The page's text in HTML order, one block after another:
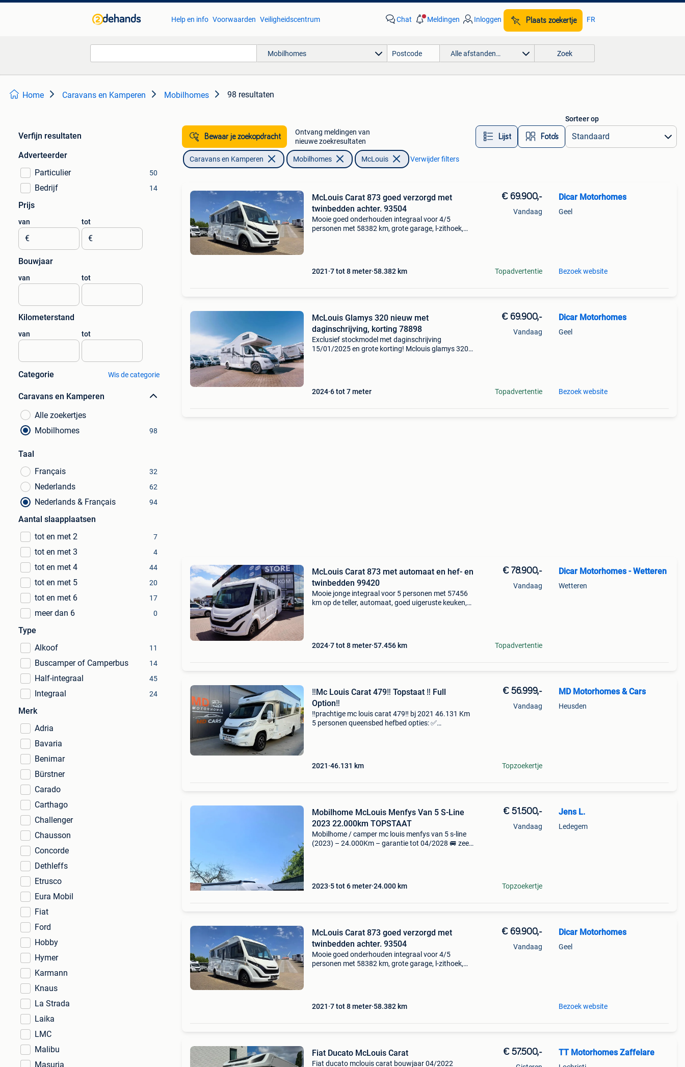
Help en info Voorwaarden Veiligheidscentrum Chat Meldingen Inloggen Plaats zoekertje FR
Mobilhomes Alle afstanden… Zoek
Home Caravans en Kamperen Mobilhomes 98 resultaten
Verfijn resultaten
Adverteerder
Particulier
50
Bedrijf 14
Prijs
van
€
tot
€
Bouwjaar
van tot
Kilometerstand
van tot
Categorie Wis de categorie
Caravans en Kamperen
Alle zoekertjes
Mobilhomes
98
Taal
Français
32
Nederlands 62
Nederlands & Français 94
Aantal slaapplaatsen
tot en met 2
7
tot en met 3 4
tot en met 4 44
tot en met 5 20
tot en met 6 17
meer dan 6 0
Type
Alkoof
11
Buscamper of Camperbus 14
Half-integraal 45
Integraal 24
Merk
Adria
Bavaria
Benimar
Bürstner
Carado
Carthago
Challenger
Chausson
Concorde
Dethleffs
Etrusco
Eura Mobil
Fiat
Ford
Hobby
Hymer
Karmann
Knaus
La Strada
Laika
LMC
Malibu
Masuria
Bewaar je zoekopdracht
Ontvang meldingen van
nieuwe zoekresultaten
Lijst Foto’s
Sorteer op
Caravans en Kamperen Mobilhomes McLouis Verwijder filters
McLouis Carat 873 goed verzorgd met
twinbedden achter. 93504
Mooie goed onderhouden integraal voor 4/5
personen met 58382 km, grote garage, l-zithoek,
2021 7 tot 8 meter 58.382 km
€ 69.900,-
Vandaag
Topadvertentie
Dicar Motorhomes
Geel
Bezoek website
McLouis Glamys 320 nieuw met
daginschrijving, korting 78898
Exclusief stockmodel met daginschrijving
15/01/2025 en grote korting! Mclouis glamys 320
2024 6 tot 7 meter
€ 69.900,-
Vandaag
Topadvertentie
Dicar Motorhomes
Geel
Bezoek website
McLouis Carat 873 met automaat en hef- en
twinbedden 99420
Mooie jonge integraal voor 5 personen met 57456
km op de teller, automaat, goed uigeruste keuken,
2024 7 tot 8 meter 57.456 km
€ 78.900,-
Vandaag
Topadvertentie
Dicar Motorhomes - Wetteren
Wetteren
‼️Mc Louis Carat 479‼️ Topstaat ‼️ Full
Option‼️
‼️prachtige mc louis carat 479‼️ bj 2021 46.131 Km
5 personen queensbed hefbed opties: ✅
2021 46.131 km
€ 56.999,-
Vandaag
Topzoekertje
MD Motorhomes & Cars
Heusden
Mobilhome McLouis Menfys Van 5 S-Line
2023 22.000km TOPSTAAT
Mobilhome / camper mc louis menfys van 5 s-line
(2023) – 24.000Km – garantie tot 04/2028 🚐 zeer
2023 5 tot 6 meter 24.000 km
€ 51.500,-
Vandaag
Topzoekertje
Jens L.
Ledegem
McLouis Carat 873 goed verzorgd met
twinbedden achter. 93504
Mooie goed onderhouden integraal voor 4/5
personen met 58382 km, grote garage, l-zithoek,
2021 7 tot 8 meter 58.382 km
€ 69.900,-
Vandaag
Dicar Motorhomes
Geel
Bezoek website
Fiat Ducato McLouis Carat
Fiat ducato mclouis carat bouwjaar 04/2022
€ 57.500,- TT Motorhomes Zaffelare